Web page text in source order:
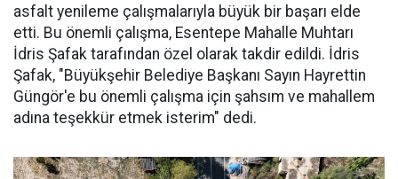
asfalt yenileme çalışmalarıyla büyük bir başarı elde
etti. Bu önemli çalışma, Esentepe Mahalle Muhtarı
İdris Şafak tarafından özel olarak takdir edildi. İdris
Şafak, "Büyükşehir Belediye Başkanı Sayın Hayrettin
Güngör'e bu önemli çalışma için şahsım ve mahallem
adına teşekkür etmek isterim" dedi.